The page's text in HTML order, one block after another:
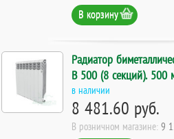
В корзину
Радиатор
B 500 (8 секций).
в наличии
8 481.60 руб.
В розничном магазине: 9